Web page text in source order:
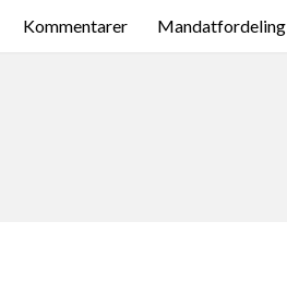
Kommentarer Mandatfordeling